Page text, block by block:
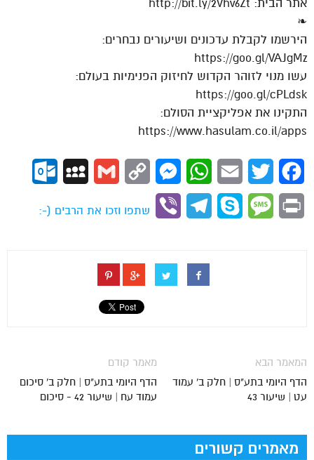
אתר הבית: http://bit.ly/2Vhv6Zt
❧
הירשמו לקבלת עדכונים ושיעורים נבחרים:
https://goo.gl/VAJgMz
עשו מנוי לזוהר הקדוש לחיזוק הפנימיות בעולם:
https://goo.gl/cPLdsk
התקינו את אפליקציית הסולם:
https://www.hasulam.co.il/apps
Facebook
Twitter
Email
WhatsApp
Messenger
Copy
Gmail
MySpace
Print
Message
Skype
Telegram
Viber
שתפו וזכו את הרבים (-:
מאמר קודם
הדף היומי בתע"ס | חלק ב' סיכום
עמוד עח | שיעור 42 - סיכום
המאמר הבא
הדף היומי בתע"ס | חלק ב' עמוד
עט | שיעור 43
מאמרים קשורים